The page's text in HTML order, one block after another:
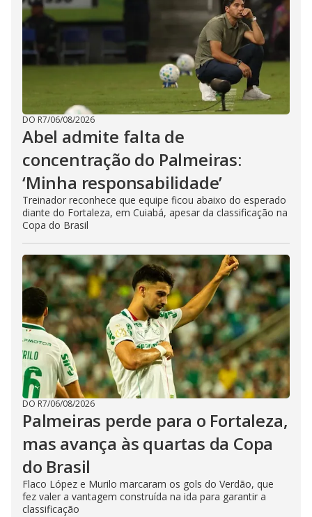
DO R7/06/08/2026
Abel admite falta de
concentração do Palmeiras:
‘Minha responsabilidade’
Treinador reconhece que equipe ficou abaixo do esperado
diante do Fortaleza, em Cuiabá, apesar da classificação na
Copa do Brasil
DO R7/06/08/2026
Palmeiras perde para o Fortaleza,
mas avança às quartas da Copa
do Brasil
Flaco López e Murilo marcaram os gols do Verdão, que
fez valer a vantagem construída na ida para garantir a
classificação